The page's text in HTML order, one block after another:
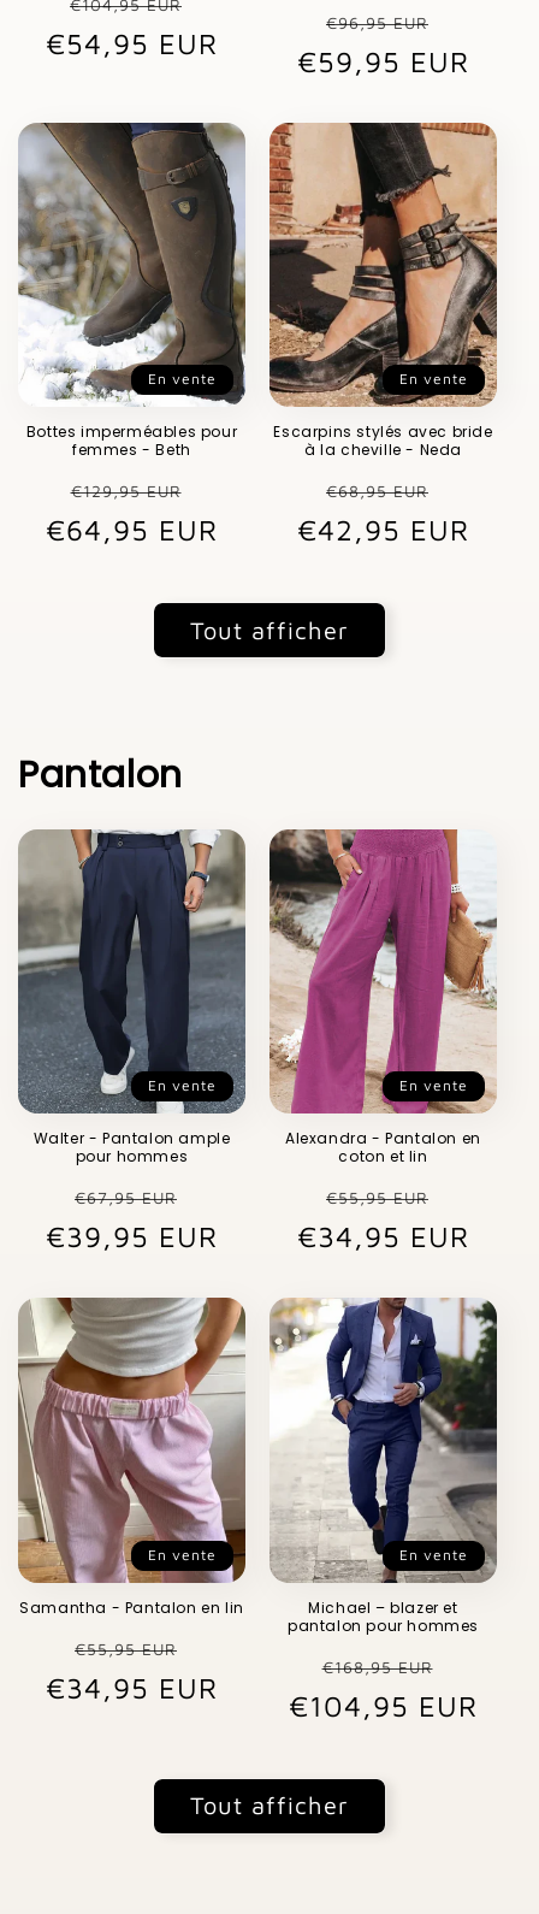
habituel
€104,95 EUR
promotionnel
€54,95 EUR
Prix
habituel
€96,95 EUR
€59,95 EUR
En vente
Bottes imperméables pour
femmes - Beth
Prix
habituel
€129,95 EUR
promotionnel
€64,95 EUR
En vente
Escarpins stylés avec bride
à la cheville - Neda
Prix
habituel
€68,95 EUR
€42,95 EUR
Tout afficher
Pantalon
En vente
Walter - Pantalon ample
pour hommes
Prix
habituel
€67,95 EUR
promotionnel
€39,95 EUR
En vente
Alexandra - Pantalon en
coton et lin
Prix
habituel
€55,95 EUR
€34,95 EUR
En vente
Samantha - Pantalon en lin
Prix
habituel
€55,95 EUR
promotionnel
€34,95 EUR
En vente
Michael – blazer et
pantalon pour hommes
Prix
habituel
€168,95 EUR
€104,95 EUR
Tout afficher